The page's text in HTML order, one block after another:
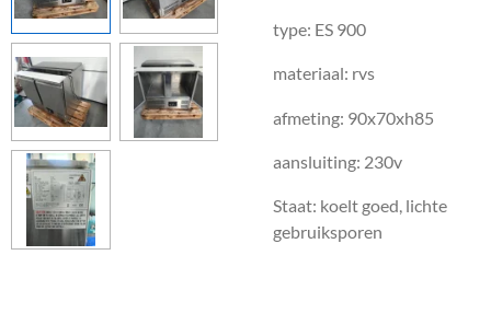
type: ES 900
materiaal: rvs
afmeting: 90x70xh85
aansluiting: 230v
Staat: koelt goed, lichte
gebruiksporen